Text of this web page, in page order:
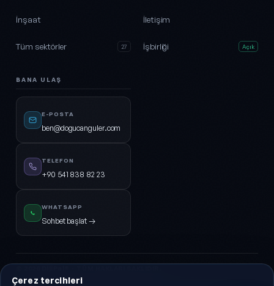
İnşaat
Tüm sektörler 27
İletişim
İşbirliği Açık
BANA ULAŞ
E-POSTA
ben@dogucanguler.com
TELEFON
+90 541 838 82 23
WHATSAPP
Sohbet başlat →
Çerez tercihleri